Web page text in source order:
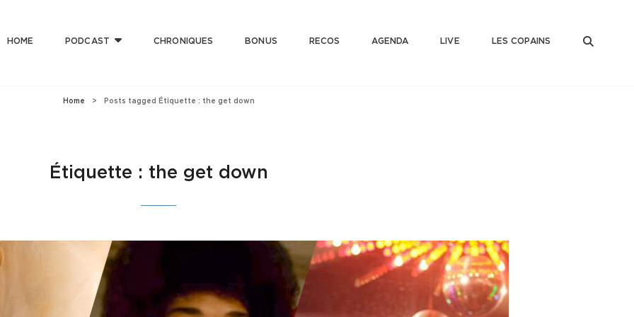
HOME PODCAST CHRONIQUES BONUS RECOS AGENDA LIVE LES COPAINS
Home > Posts tagged Étiquette : the get down
Étiquette : the get down